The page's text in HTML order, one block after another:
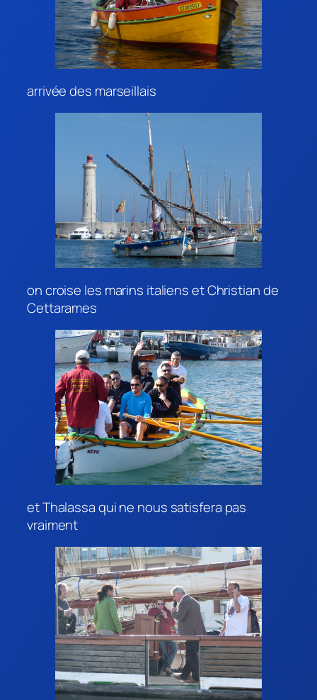
arrivée des marseillais
on croise les marins italiens et Christian de
Cettarames
et Thalassa qui ne nous satisfera pas
vraiment